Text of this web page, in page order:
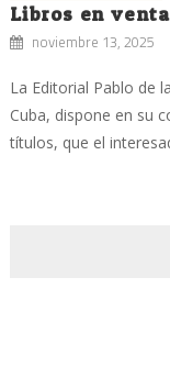
Libros en
noviembre 13, 2025
La Editorial Pablo de
Cuba, dispone en su
títulos, que el